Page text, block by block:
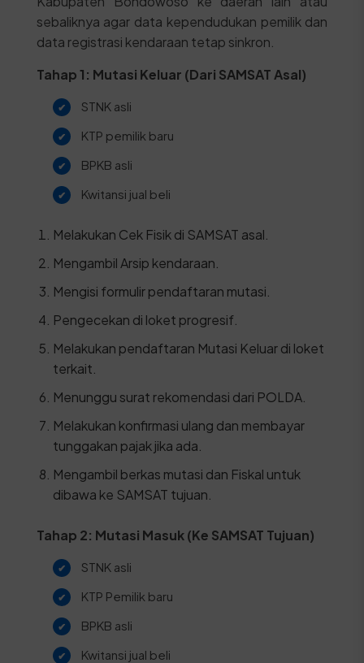
sebaliknya agar data kependudukan pemilik dan
data registrasi kendaraan tetap sinkron.
Tahap 1: Mutasi Keluar (Dari SAMSAT Asal)
STNK asli
KTP pemilik baru
BPKB asli
Kwitansi jual beli
Melakukan Cek Fisik di SAMSAT asal.
Mengambil Arsip kendaraan.
Mengisi formulir pendaftaran mutasi.
Pengecekan di loket progresif.
Melakukan pendaftaran Mutasi Keluar di loket
terkait.
Menunggu surat rekomendasi dari POLDA.
Melakukan konfirmasi ulang dan membayar
tunggakan pajak jika ada.
Mengambil berkas mutasi dan Fiskal untuk
dibawa ke SAMSAT tujuan.
Tahap 2: Mutasi Masuk (Ke SAMSAT Tujuan)
STNK asli
KTP Pemilik baru
BPKB asli
Kwitansi jual beli